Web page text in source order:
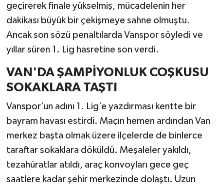
geçirerek finale yükselmiş, mücadelenin her
dakikası büyük bir çekişmeye sahne olmuştu.
Ancak son sözü penaltılarda Vanspor söyledi ve
yıllar süren 1. Lig hasretine son verdi.
VAN'DA ŞAMPİYONLUK COŞKUSU
SOKAKLARA TAŞTI
Vanspor’un adını 1. Lig’e yazdırması kentte bir
bayram havası estirdi. Maçın hemen ardından Van
merkez başta olmak üzere ilçelerde de binlerce
taraftar sokaklara döküldü. Meşaleler yakıldı,
tezahüratlar atıldı, araç konvoyları gece geç
saatlere kadar şehir merkezinde dolaştı. Uzun